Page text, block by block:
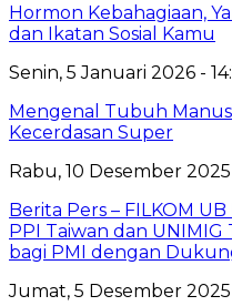
Hormon Kebahagiaan,
dan Ikatan Sosial Kamu
Senin, 5 Januari 2026 -
Mengenal Tubuh
Kecerdasan Super
Rabu, 10 Desember 2025
Berita Pers – FILKOM
PPI Taiwan dan UNIMIG
bagi PMI dengan
Jumat, 5 Desember 2025